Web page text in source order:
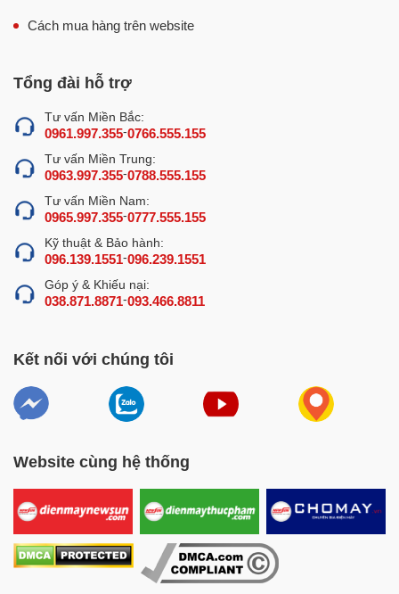
Cách mua hàng trên website
Tổng đài hỗ trợ
Tư vấn Miền Bắc:
0961.997.355-0766.555.155
Tư vấn Miền Trung:
0963.997.355-0788.555.155
Tư vấn Miền Nam:
0965.997.355-0777.555.155
Kỹ thuật & Bảo hành:
096.139.1551-096.239.1551
Góp ý & Khiếu nại:
038.871.8871-093.466.8811
Kết nối với chúng tôi
Website cùng hệ thống